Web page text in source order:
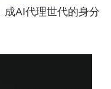
成AI代理世代的身分